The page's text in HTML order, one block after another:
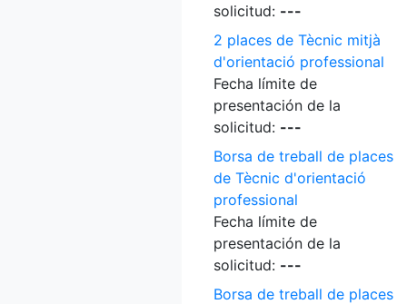
solicitud: ---
2 places de Tècnic mitjà
d'orientació professional
Fecha límite de
presentación de la
solicitud: ---
Borsa de treball de places
de Tècnic d'orientació
professional
Fecha límite de
presentación de la
solicitud: ---
Borsa de treball de places